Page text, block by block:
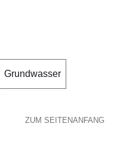
Grundwasser
ZUM SEITENANFANG